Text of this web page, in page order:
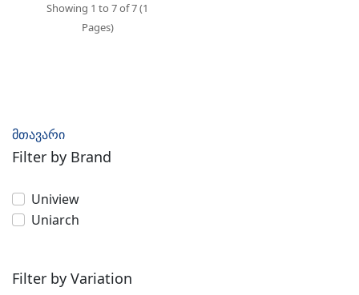
მთავარი
Filter by Brand
Uniview
Uniarch
Filter by Variation
Showing 1 to 7 of 7 (1
Pages)